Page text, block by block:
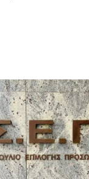
στον
Η